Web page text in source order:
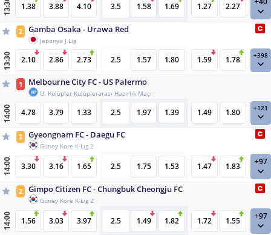
13:30 1.38 3.88 4.10 3.5 1.58 1.69 1.27 2.27
2 Gamba Osaka - Urawa Red
Japonya J.Lig
13:30 2.10 2.86 2.73 2.5 1.57 1.80 1.59 1.78 +398
1 Melbourne City FC - US Palermo
U. Kulüpler Kulüplerarası Hazırlık Maçı
14:00 4.78 3.79 1.33 2.5 1.97 1.39 1.49 1.80 +121
2 Gyeongnam FC - Daegu FC
Güney Kore K-Lig 2
14:00 3.30 3.16 1.65 2.5 1.75 1.53 1.47 1.83 +97
2 Gimpo Citizen FC - Chungbuk Cheongju FC
Güney Kore K-Lig 2
14:00 1.56 3.03 3.97 2.5 1.49 1.82 1.72 1.55 +97